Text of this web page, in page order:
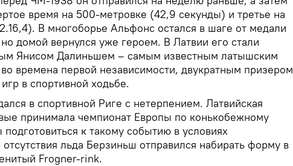
время на 500-метровке (42,9 секунды) и третье на
В многоборье Альфонс остался в шаге от медали
домой вернулся уже героем. В Латвии его стали
Янисом Далиньшем – самым известным латышским
времена первой независимости, двукратным призером
в спортивной ходьбе.
в спортивной Риге с нетерпением. Латвийская
принимала чемпионат Европы по конькобежному
подготовиться к такому событию в условиях
отсутствия льда Берзиньш отправился набирать форму в
Frogner-rink.